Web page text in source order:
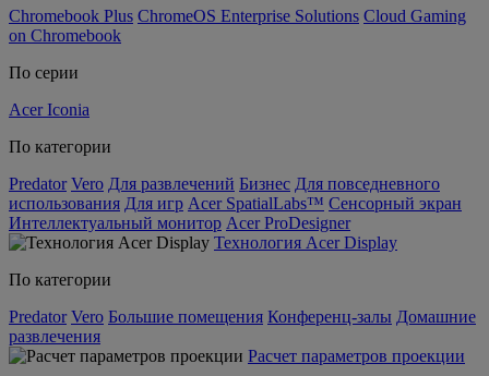
Chromebook Plus ChromeOS Enterprise Solutions Cloud Gaming
on Chromebook
По серии
Acer Iconia
По категории
Predator Vero Для развлечений Бизнес Для повседневного
использования Для игр Acer SpatialLabs™ Сенсорный экран
Интеллектуальный монитор Acer ProDesigner
Технология Acer Display
По категории
Predator Vero Большие помещения Конференц-залы Домашние
развлечения
Расчет параметров проекции